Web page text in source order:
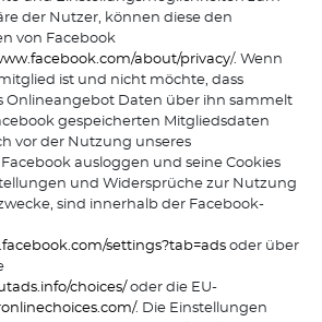
der Nutzer, können diese den
von Facebook
about/privacy/. Wenn
ist und nicht möchte, dass
Onlineangebot Daten über ihn sammelt
gespeicherten Mitgliedsdaten
vor der Nutzung unseres
ausloggen und seine Cookies
und Widersprüche zur Nutzung
sind innerhalb der Facebook-
settings?tab=ads oder über
choices/ oder die EU-
. Die Einstellungen